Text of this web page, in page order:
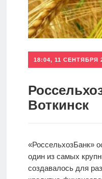
Кредитные
карты
Кредиты
Ипотеки
18:04, 11 СЕНТЯБРЯ
Воткинск
«РоссельхозБанк»
один из самых
создавалось для